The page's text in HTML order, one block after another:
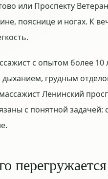
или Проспекту
пояснице и ногах. К
с опытом более 10
грудным
Ленинский
с понятной
перегружается